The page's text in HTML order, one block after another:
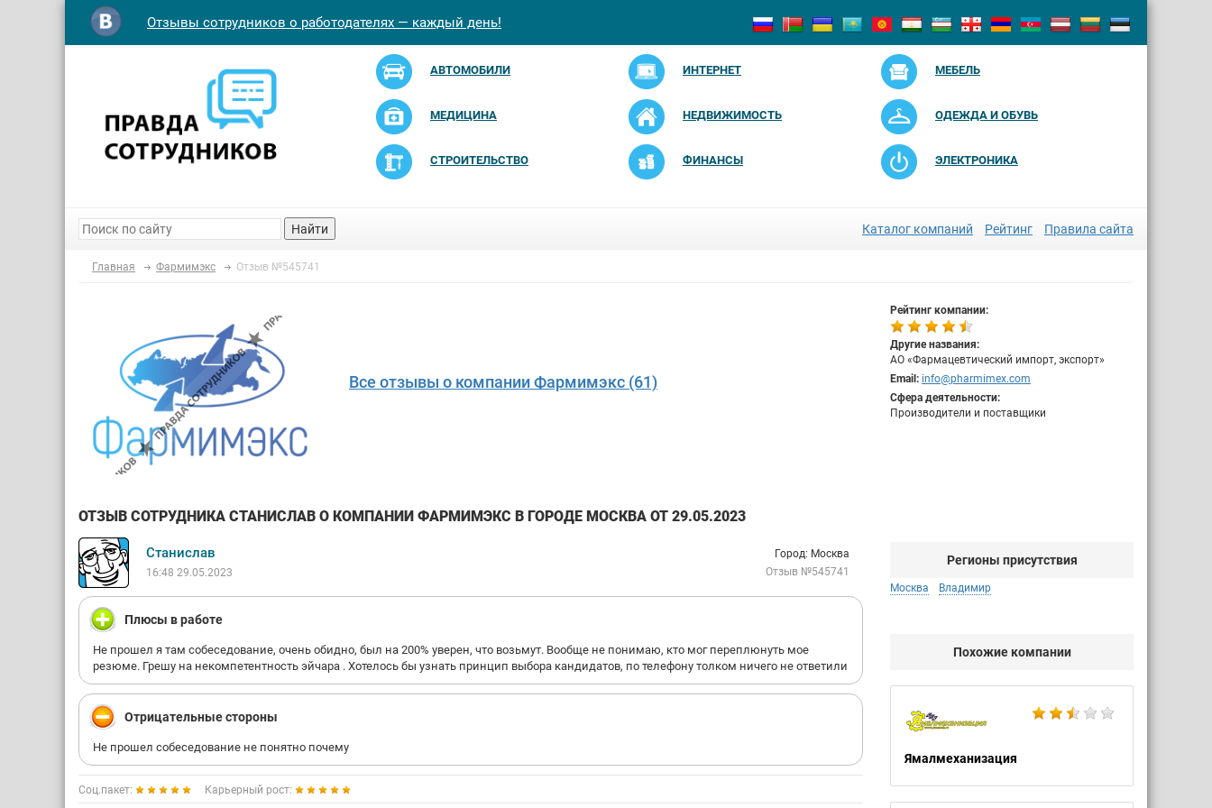
Отзывы сотрудников о работодателях — каждый день!
АВТОМОБИЛИ ИНТЕРНЕТ МЕБЕЛЬ
МЕДИЦИНА НЕДВИЖИМОСТЬ ОДЕЖДА И ОБУВЬ
СТРОИТЕЛЬСТВО ФИНАНСЫ ЭЛЕКТРОНИКА
Найти Каталог компаний Рейтинг Правила сайта
Главная Фармимэкс Отзыв №545741
Все отзывы о компании Фармимэкс (61)
Рейтинг компании:
Другие названия:
АО «Фармацевтический импорт, экспорт»
Email: info@pharmimex.com
Сфера деятельности:
Производители и поставщики
ОТЗЫВ СОТРУДНИКА СТАНИСЛАВ О КОМПАНИИ ФАРМИМЭКС В ГОРОДЕ МОСКВА ОТ 29.05.2023
Станислав
16:48 29.05.2023
Город: Москва
Отзыв №545741
Плюсы в работе
Не прошел я там собеседование, очень обидно, был на 200% уверен, что возьмут. Вообще не понимаю, кто мог переплюнуть мое
резюме. Грешу на некомпетентность эйчара . Хотелось бы узнать принцип выбора кандидатов, по телефону толком ничего не ответили
Отрицательные стороны
Не прошел собеседование не понятно почему
Соц.пакет: Карьерный рост:
Регионы присутствия
Москва Владимир
Похожие компании
Ямалмеханизация